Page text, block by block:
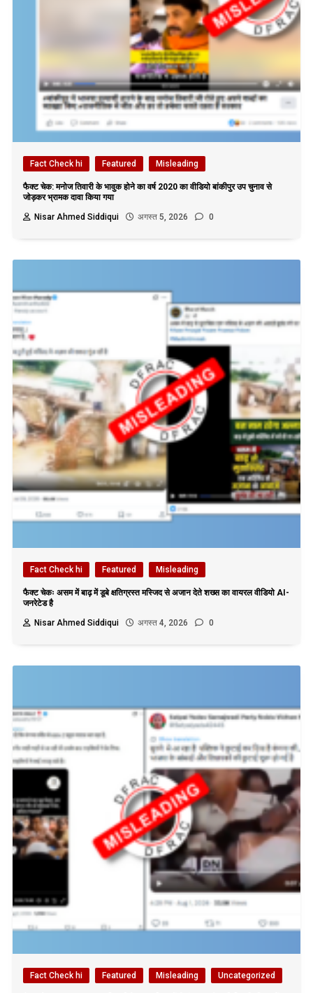
Fact Check hi Featured Misleading
फैक्ट चेक: मनोज तिवारी के भावुक होने का वर्ष 2020 का वीडियो बांकीपुर उप चुनाव से
जोड़कर भ्रामक दावा किया गया
Nisar Ahmed Siddiqui
अगस्त 5, 2026 0
Fact Check hi Featured Misleading
फैक्ट चेकः असम में बाढ़ में डूबे क्षतिग्रस्त मस्जिद से अजान देते शख्स का वायरल वीडियो AI-
जनरेटेड है
Nisar Ahmed Siddiqui
अगस्त 4, 2026 0
Fact Check hi Featured Misleading Uncategorized